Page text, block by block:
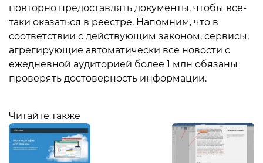
повторно предоставлять документы, чтобы все-
таки оказаться в реестре. Напомним, что в
соответствии с действующим законом, сервисы,
агрегирующие автоматически все новости с
ежедневной аудиторией более 1 млн обязаны
проверять достоверность информации.
Читайте также